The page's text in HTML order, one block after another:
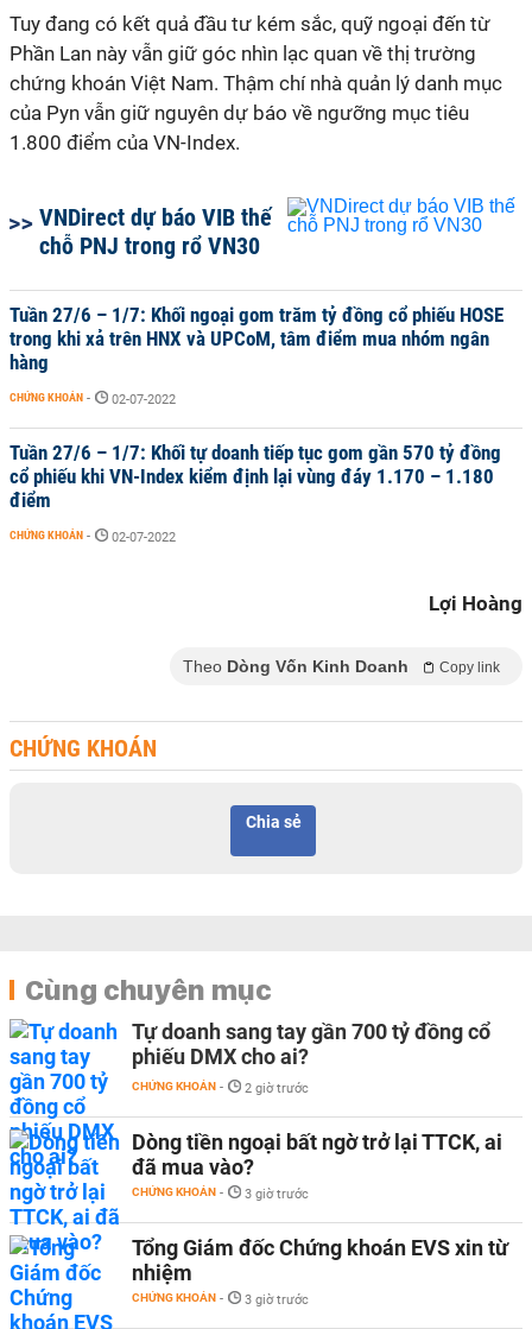
Tuy đang có kết quả đầu tư kém sắc, quỹ ngoại đến từ
Phần Lan này vẫn giữ góc nhìn lạc quan về thị trường
chứng khoán Việt Nam. Thậm chí nhà quản lý danh mục
của Pyn vẫn giữ nguyên dự báo về ngưỡng mục tiêu
1.800 điểm của VN-Index.
VNDirect dự báo VIB thế
chỗ PNJ trong rổ VN30
Tuần 27/6 – 1/7: Khối ngoại gom trăm tỷ đồng cổ phiếu HOSE
trong khi xả trên HNX và UPCoM, tâm điểm mua nhóm ngân
hàng
CHỨNG KHOÁN - 02-07-2022
Tuần 27/6 – 1/7: Khối tự doanh tiếp tục gom gần 570 tỷ đồng
cổ phiếu khi VN-Index kiểm định lại vùng đáy 1.170 – 1.180
điểm
CHỨNG KHOÁN - 02-07-2022
Lợi Hoàng
Theo Dòng Vốn Kinh Doanh Copy link
CHỨNG KHOÁN
Chia sẻ
Cùng chuyên mục
Tự doanh sang tay gần 700 tỷ đồng cổ
phiếu DMX cho ai?
CHỨNG KHOÁN - 2 giờ trước
Dòng tiền ngoại bất ngờ trở lại TTCK, ai
đã mua vào?
CHỨNG KHOÁN - 3 giờ trước
Tổng Giám đốc Chứng khoán EVS xin từ
nhiệm
CHỨNG KHOÁN - 3 giờ trước